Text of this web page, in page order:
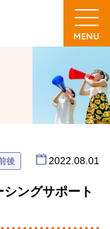
後 2022.08.01
ングサポート